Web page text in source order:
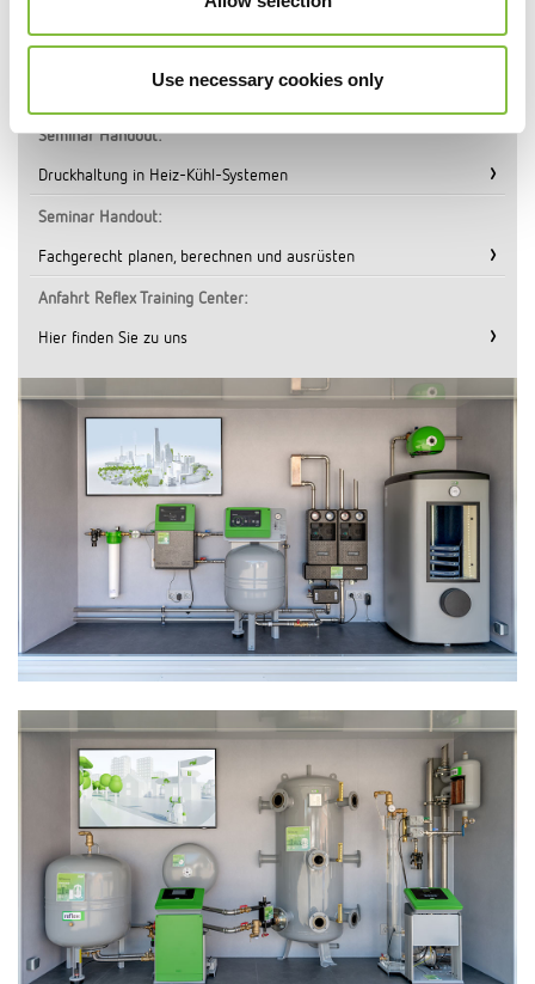
Use necessary cookies only
Trainings Broschüre:
Umfangreiche Informationen zu unserem Programm
Seminar Handout:
Druckhaltung in Heiz-Kühl-Systemen
Seminar Handout:
Fachgerecht planen, berechnen und ausrüsten
Anfahrt Reflex Training Center:
Hier finden Sie zu uns